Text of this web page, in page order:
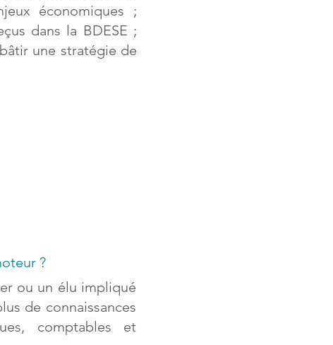
économiques ;
dans la BDESE ;
une stratégie de
?
ou un élu impliqué
de connaissances
comptables et